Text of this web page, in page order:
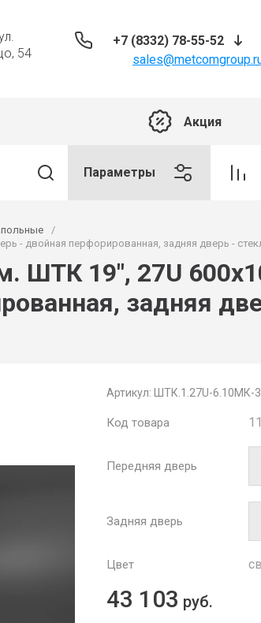
54
+7 (8332) 78-55-52
Акция
Параметры
/
- двойная перфорированная, задняя дверь -
ШТК 19", 27U
задняя
Артикул: ШТК.1.27U-6.10МК-
Код товара
Передняя дверь
Задняя дверь
Цвет
43 103 руб.